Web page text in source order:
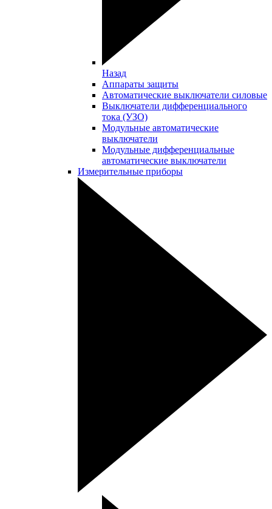
Назад
Аппараты защиты
Автоматические выключатели силовые
Выключатели дифференциального
тока (УЗО)
Модульные автоматические
выключатели
Модульные дифференциальные
автоматические выключатели
Измерительные приборы